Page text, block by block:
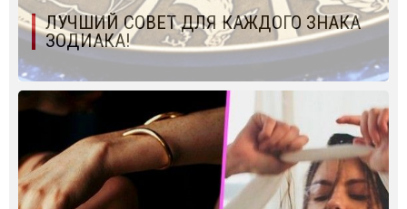
ЛУЧШИЙ СОВЕТ ДЛЯ КАЖДОГО ЗНАКА
ЗОДИАКА!